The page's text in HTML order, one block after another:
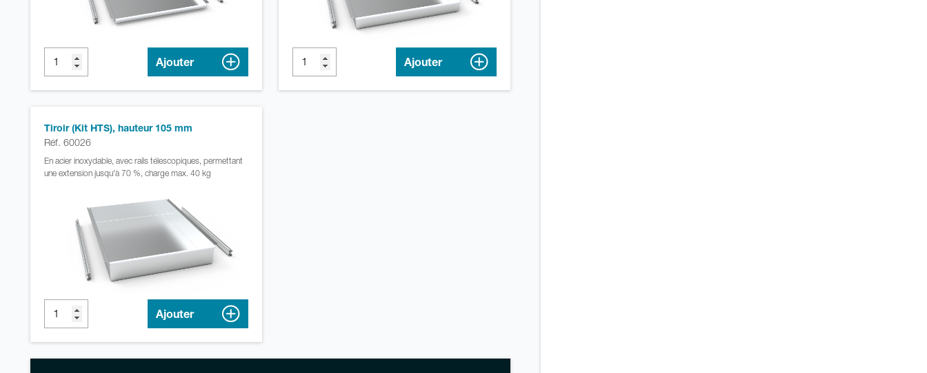
Ajouter Ajouter
Tiroir (Kit HTS), hauteur 105 mm
Réf. 60026
En acier inoxydable, avec rails télescopiques, permettant
une extension jusqu'à 70 %, charge max. 40 kg
Ajouter